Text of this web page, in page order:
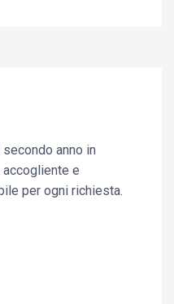
anno in
e
per ogni richiesta.